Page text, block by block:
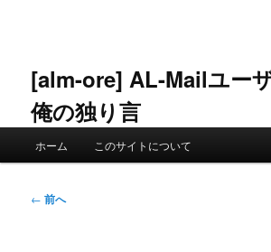
ン
へ
[alm-ore] AL-Mailユー
俺の独り言
ホーム このサイトについて
投
← 前へ